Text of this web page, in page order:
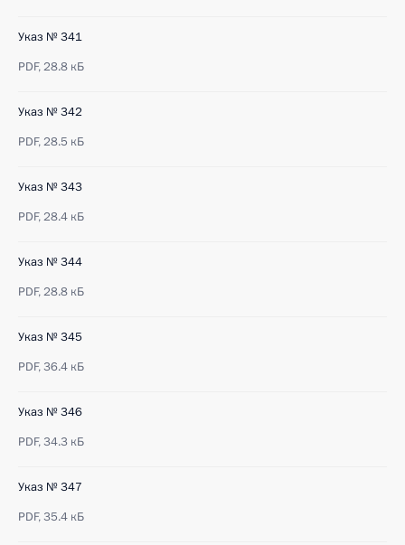
Указ № 341
PDF,28.8 кБ
Указ № 342
PDF,28.5 кБ
Указ № 343
PDF,28.4 кБ
Указ № 344
PDF,28.8 кБ
Указ № 345
PDF,36.4 кБ
Указ № 346
PDF,34.3 кБ
Указ № 347
PDF,35.4 кБ